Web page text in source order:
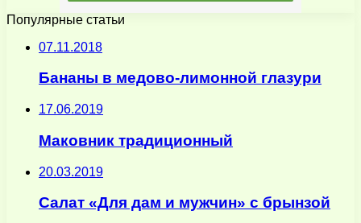
Популярные статьи
07.11.2018
Бананы в медово-лимонной глазури
17.06.2019
Маковник традиционный
20.03.2019
Салат «Для дам и мужчин» с брынзой